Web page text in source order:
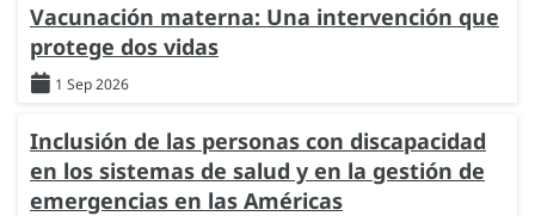
Vacunación materna: Una intervención que
protege dos vidas
1 Sep 2026
Inclusión de las personas con discapacidad
en los sistemas de salud y en la gestión de
emergencias en las Américas